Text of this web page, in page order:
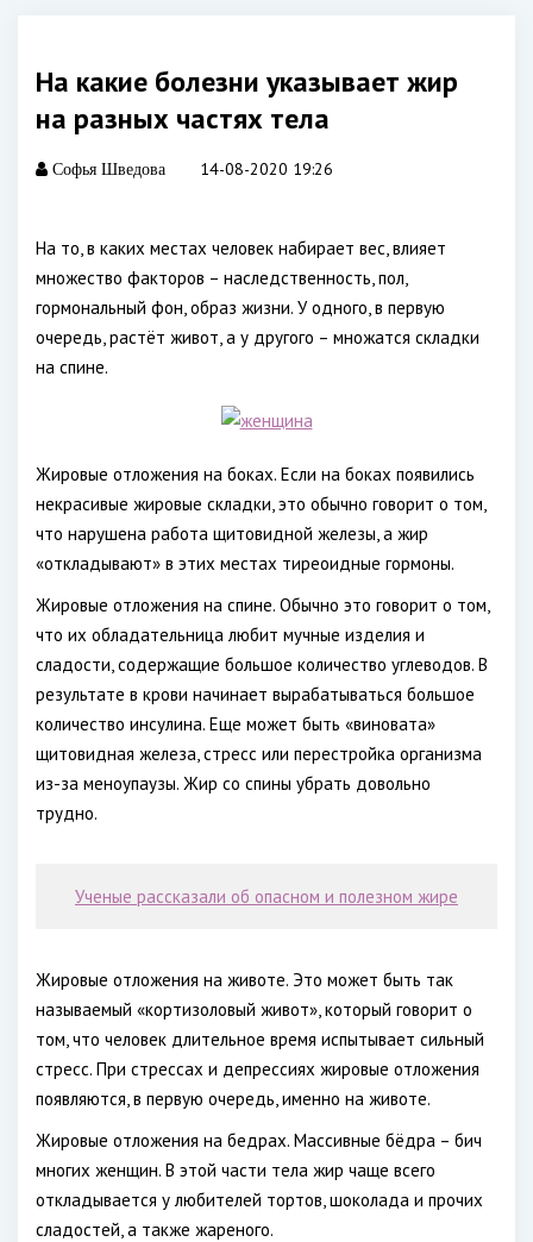
На какие болезни указывает жир
на разных частях тела
Софья Шведова 14-08-2020 19:26
На то, в каких местах человек набирает вес, влияет
множество факторов – наследственность, пол,
гормональный фон, образ жизни. У одного, в первую
очередь, растёт живот, а у другого – множатся складки
на спине.
Жировые отложения на боках. Если на боках появились
некрасивые жировые складки, это обычно говорит о том,
что нарушена работа щитовидной железы, а жир
«откладывают» в этих местах тиреоидные гормоны.
Жировые отложения на спине. Обычно это говорит о том,
что их обладательница любит мучные изделия и
сладости, содержащие большое количество углеводов. В
результате в крови начинает вырабатываться большое
количество инсулина. Еще может быть «виновата»
щитовидная железа, стресс или перестройка организма
из-за меноупаузы. Жир со спины убрать довольно
трудно.
Ученые рассказали об опасном и полезном жире
Жировые отложения на животе. Это может быть так
называемый «кортизоловый живот», который говорит о
том, что человек длительное время испытывает сильный
стресс. При стрессах и депрессиях жировые отложения
появляются, в первую очередь, именно на животе.
Жировые отложения на бедрах. Массивные бёдра – бич
многих женщин. В этой части тела жир чаще всего
откладывается у любителей тортов, шоколада и прочих
сладостей, а также жареного.